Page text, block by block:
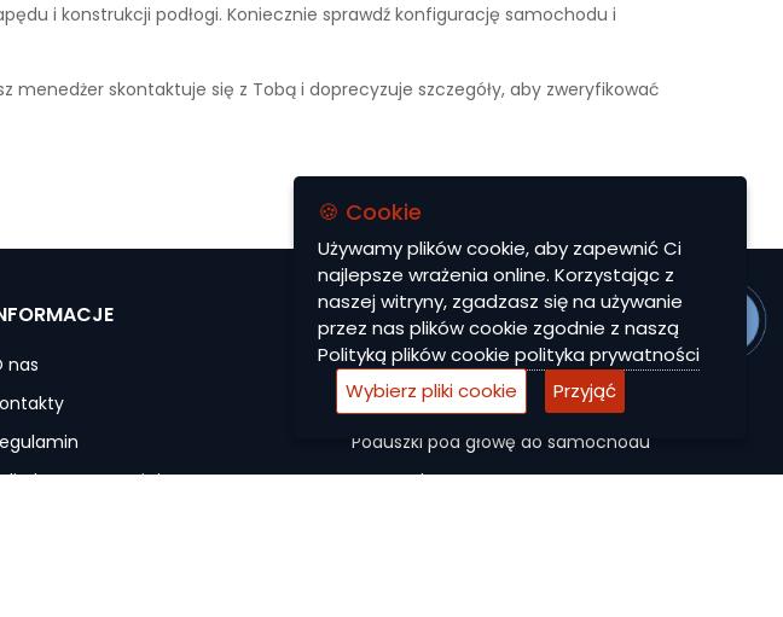
i konstrukcji podłogi. Koniecznie sprawdź konfigurację samochodu i
skontaktuje się z Tobą i doprecyzuje szczegóły, aby zweryfikować
nas
prywatności
MENU
Dywaniki EVA
Autocase
Poduszki pod głowę do samochodu
Maty ochronne
🍪 Cookie
Używamy plików cookie, aby zapewnić Ci
najlepsze wrażenia online. Korzystając z
naszej witryny, zgadzasz się na używanie
przez nas plików cookie zgodnie z naszą
Polityką plików cookie polityka prywatności
Wybierz pliki cookie
Przyjąć